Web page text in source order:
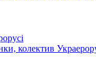
колектив